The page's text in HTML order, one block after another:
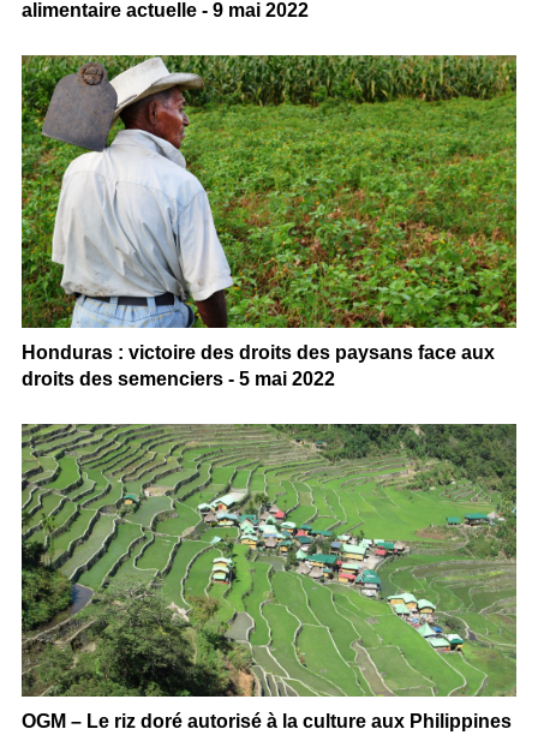
alimentaire actuelle - 9 mai 2022
Honduras : victoire des droits des paysans face aux
droits des semenciers - 5 mai 2022
OGM – Le riz doré autorisé à la culture aux Philippines